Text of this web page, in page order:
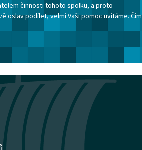
činnosti tohoto spolku, a proto
oslav podílet, velmi Vaši pomoc uvítáme. Čím